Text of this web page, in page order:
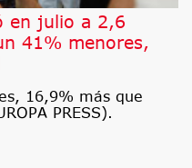
en julio a 2,6
41% menores,
16,9% más que
PRESS).